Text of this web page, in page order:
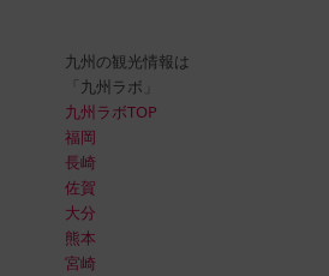
九州の観光情報は
「九州ラボ」
九州ラボTOP
福岡
長崎
佐賀
大分
熊本
宮崎